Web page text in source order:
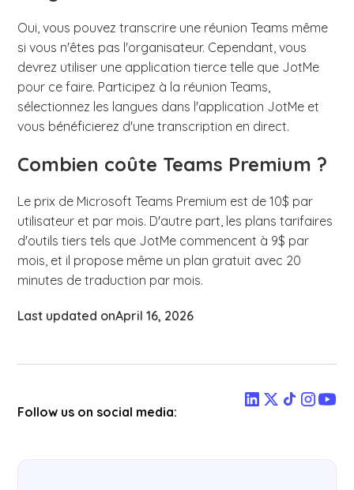
Oui, vous pouvez transcrire une réunion Teams même
si vous n'êtes pas l'organisateur. Cependant, vous
devrez utiliser une application tierce telle que JotMe
pour ce faire. Participez à la réunion Teams,
sélectionnez les langues dans l'application JotMe et
vous bénéficierez d'une transcription en direct.
Combien coûte Teams Premium ?
Le prix de Microsoft Teams Premium est de 10$ par
utilisateur et par mois. D'autre part, les plans tarifaires
d'outils tiers tels que JotMe commencent à 9$ par
mois, et il propose même un plan gratuit avec 20
minutes de traduction par mois.
Last updated onApril 16, 2026
Follow us on social media: